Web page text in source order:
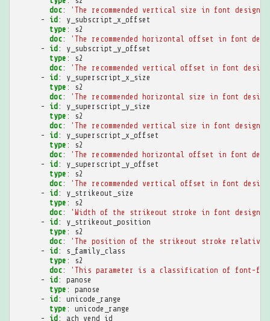
doc: 'The recommended vertical size in font design
-
id :
y_subscript_x_offset
type :
s2
doc: 'The recommended horizontal offset in font
-
id :
y_subscript_y_offset
type :
s2
doc: 'The recommended vertical offset in font design
-
id :
y_superscript_x_size
type :
s2
doc: 'The recommended horizontal size in font design
-
id :
y_superscript_y_size
type :
s2
doc: 'The recommended vertical size in font design
-
id :
y_superscript_x_offset
type :
s2
doc: 'The recommended horizontal offset in font
-
id :
y_superscript_y_offset
type :
s2
doc: 'The recommended vertical offset in font design
-
id :
y_strikeout_size
type :
s2
doc: 'Width of the strikeout stroke in font design
-
id :
y_strikeout_position
type :
s2
doc: 'The position of the strikeout stroke relative
-
id :
s_family_class
type :
s2
doc: 'This parameter is a classification of font-
-
id :
panose
type :
panose
-
id :
unicode_range
type :
unicode_range
-
id :
ach_vend_id